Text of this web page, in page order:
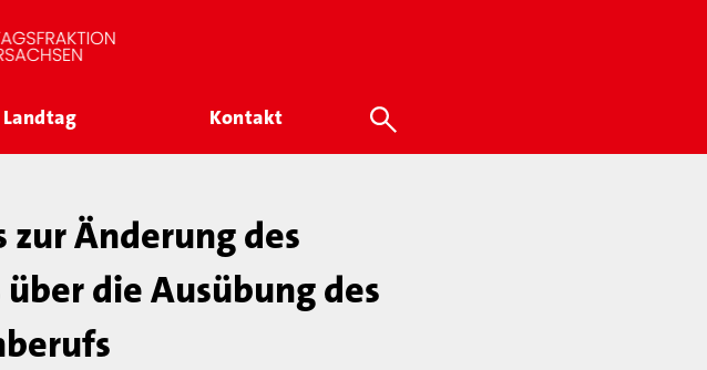
Landtag Kontakt
zur Änderung des
die Ausübung des